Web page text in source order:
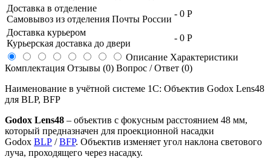
Доставка в отделение
Самовывоз из отделения Почты России
- 0 Р
Доставка курьером
Курьерская доставка до двери
- 0 Р
Описание Характеристики
Комплектация Отзывы (0) Вопрос / Ответ (0)
Наименование в учётной системе 1С: Объектив Godox Lens48
для BLP, BFP
Godox Lens48 – объектив с фокусным расстоянием 48 мм,
который предназначен для проекционной насадки
Godox BLP /BFP. Объектив изменяет угол наклона светового
луча, проходящего через насадку.